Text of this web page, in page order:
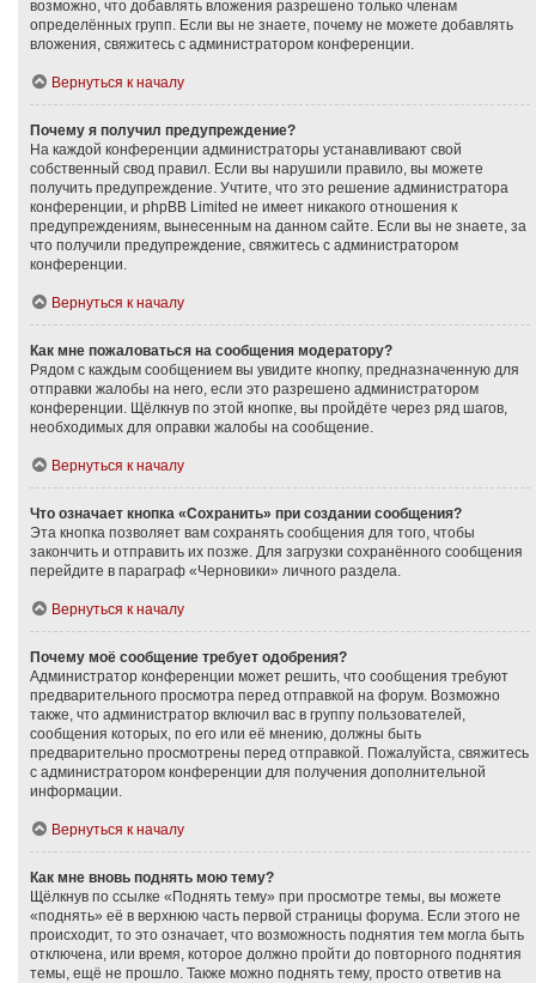
возможно, что добавлять вложения разрешено только членам
определённых групп. Если вы не знаете, почему не можете добавлять
вложения, свяжитесь с администратором конференции.
Вернуться к началу
Почему я получил предупреждение?
На каждой конференции администраторы устанавливают свой
собственный свод правил. Если вы нарушили правило, вы можете
получить предупреждение. Учтите, что это решение администратора
конференции, и phpBB Limited не имеет никакого отношения к
предупреждениям, вынесенным на данном сайте. Если вы не знаете, за
что получили предупреждение, свяжитесь с администратором
конференции.
Вернуться к началу
Как мне пожаловаться на сообщения модератору?
Рядом с каждым сообщением вы увидите кнопку, предназначенную для
отправки жалобы на него, если это разрешено администратором
конференции. Щёлкнув по этой кнопке, вы пройдёте через ряд шагов,
необходимых для оправки жалобы на сообщение.
Вернуться к началу
Что означает кнопка «Сохранить» при создании сообщения?
Эта кнопка позволяет вам сохранять сообщения для того, чтобы
закончить и отправить их позже. Для загрузки сохранённого сообщения
перейдите в параграф «Черновики» личного раздела.
Вернуться к началу
Почему моё сообщение требует одобрения?
Администратор конференции может решить, что сообщения требуют
предварительного просмотра перед отправкой на форум. Возможно
также, что администратор включил вас в группу пользователей,
сообщения которых, по его или её мнению, должны быть
предварительно просмотрены перед отправкой. Пожалуйста, свяжитесь
с администратором конференции для получения дополнительной
информации.
Вернуться к началу
Как мне вновь поднять мою тему?
Щёлкнув по ссылке «Поднять тему» при просмотре темы, вы можете
«поднять» её в верхнюю часть первой страницы форума. Если этого не
происходит, то это означает, что возможность поднятия тем могла быть
отключена, или время, которое должно пройти до повторного поднятия
темы, ещё не прошло. Также можно поднять тему, просто ответив на